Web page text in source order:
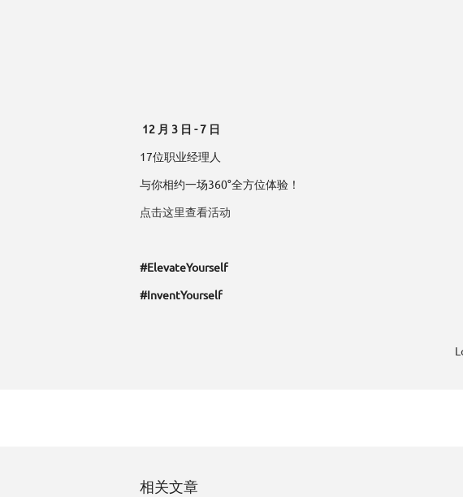
12 月 3 日 - 7 日
17位职业经理人
与你相约一场360°全方位体验！
点击这里查看活动
#ElevateYourself
#InventYourself
相关文章